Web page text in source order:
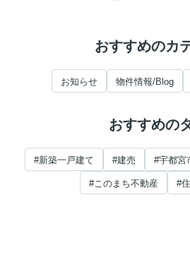
おすすめのカ
お知らせ 物件情報/Blog
おすすめの
#新築一戸建て #建売 #宇都宮
#このまち不動産 #